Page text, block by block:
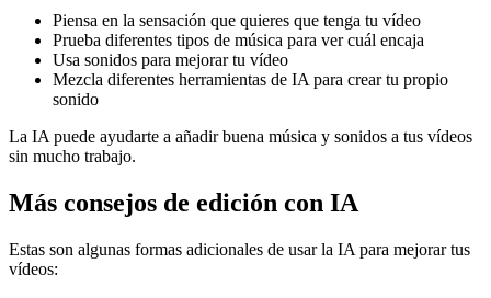
Piensa en la sensación que quieres que tenga tu vídeo
Prueba diferentes tipos de música para ver cuál encaja
Usa sonidos para mejorar tu vídeo
Mezcla diferentes herramientas de IA para crear tu propio
sonido
La IA puede ayudarte a añadir buena música y sonidos a tus vídeos
sin mucho trabajo.
Más consejos de edición con IA
Estas son algunas formas adicionales de usar la IA para mejorar tus
vídeos: